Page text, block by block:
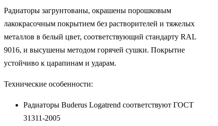
Радиаторы загрунтованы, окрашены порошковым
лакокрасочным покрытием без растворителей и тяжелых
металлов в белый цвет, соответствующий стандарту RAL
9016, и высушены методом горячей сушки. Покрытие
устойчиво к царапинам и ударам.
Технические особенности:
Радиаторы Buderus Logatrend соответствуют ГОСТ
31311-2005